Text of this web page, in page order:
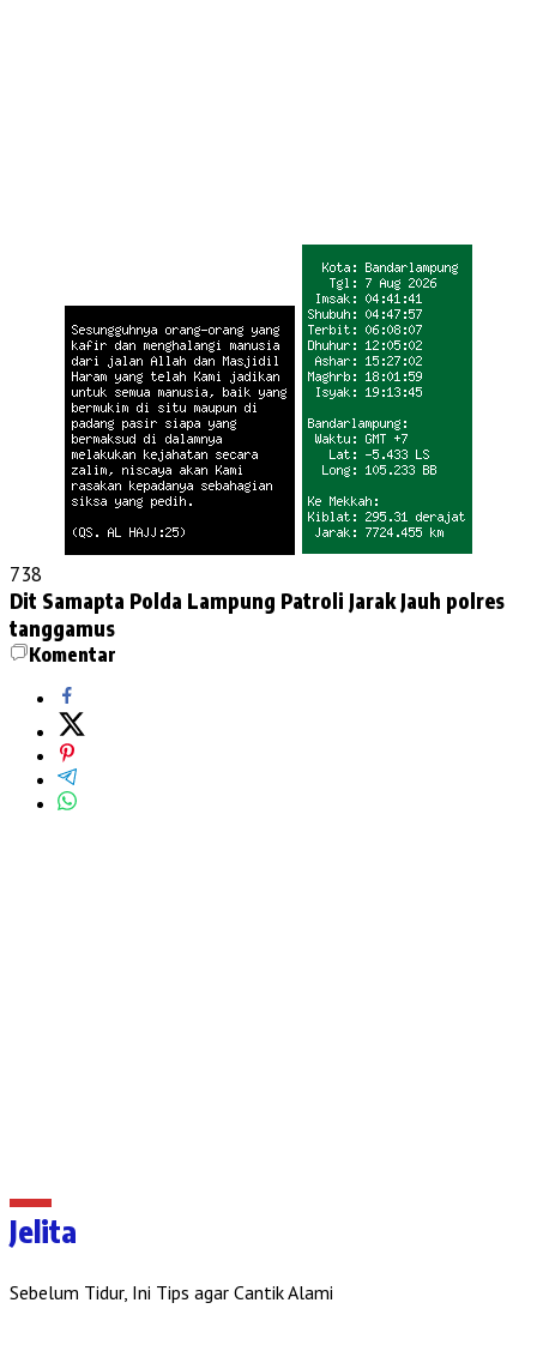
738
Dit Samapta Polda Lampung Patroli Jarak Jauh polres
tanggamus
Komentar
Jelita
Sebelum Tidur, Ini Tips agar Cantik Alami